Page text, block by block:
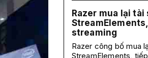
Razer mua lại tài
streaming
Razer công bố mua
StreamElements,